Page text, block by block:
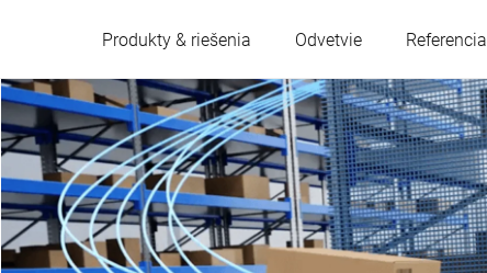
Produkty & riešenia Odvetvie Referencia
Rakúsko
Francúzsko